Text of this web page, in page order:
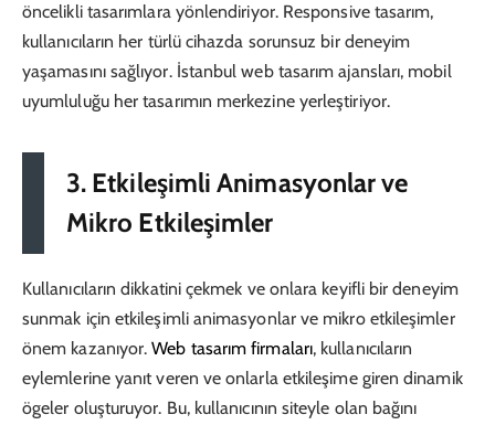
öncelikli tasarımlara yönlendiriyor. Responsive tasarım,
kullanıcıların her türlü cihazda sorunsuz bir deneyim
yaşamasını sağlıyor. İstanbul web tasarım ajansları, mobil
uyumluluğu her tasarımın merkezine yerleştiriyor.
3. Etkileşimli Animasyonlar ve
Mikro Etkileşimler
Kullanıcıların dikkatini çekmek ve onlara keyifli bir deneyim
sunmak için etkileşimli animasyonlar ve mikro etkileşimler
önem kazanıyor.Web tasarım firmaları, kullanıcıların
eylemlerine yanıt veren ve onlarla etkileşime giren dinamik
ögeler oluşturuyor. Bu, kullanıcının siteyle olan bağını